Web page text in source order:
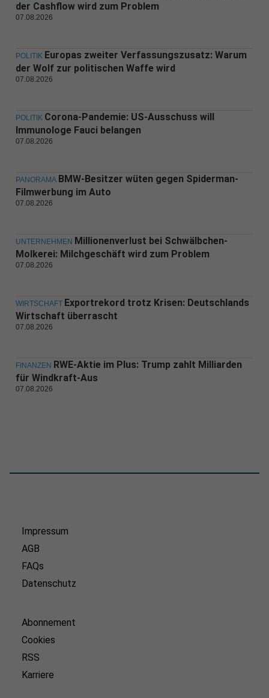
der Cashflow wird zum Problem
07.08.2026
POLITIK Europas zweiter Verfassungszusatz: Warum
der Wolf zur politischen Waffe wird
07.08.2026
POLITIK Corona-Pandemie: US-Ausschuss will
Immunologe Fauci belangen
07.08.2026
PANORAMA BMW-Besitzer wüten gegen Spiderman-
Filmwerbung im Auto
07.08.2026
UNTERNEHMEN Millionenverlust bei Schwälbchen-
Molkerei: Milchgeschäft wird zum Problem
07.08.2026
WIRTSCHAFT Exportrekord trotz Krisen: Deutschlands
Wirtschaft überrascht
07.08.2026
FINANZEN RWE-Aktie im Plus: Trump zahlt Milliarden
für Windkraft-Aus
07.08.2026
Impressum
AGB
FAQs
Datenschutz
Abonnement
Cookies
RSS
Karriere